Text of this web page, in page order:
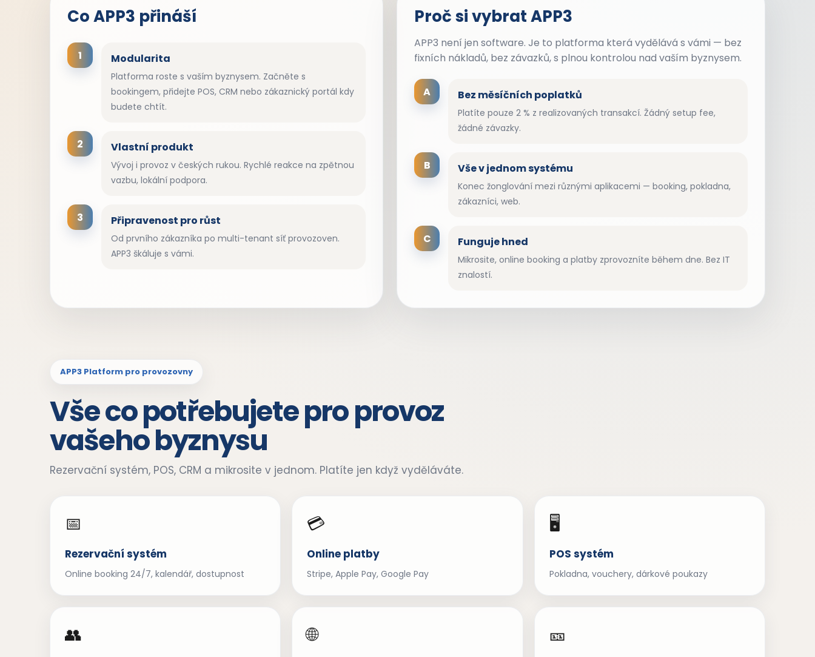
Co APP3 přináší
1 Modularita
Platforma roste s vaším byznysem. Začněte s
bookingem, přidejte POS, CRM nebo zákaznický portál kdy
budete chtít.
2 Vlastní produkt
Vývoj i provoz v českých rukou. Rychlé reakce na zpětnou
vazbu, lokální podpora.
3 Připravenost pro růst
Od prvního zákazníka po multi-tenant síť provozoven.
APP3 škáluje s vámi.
Proč si vybrat APP3
APP3 není jen software. Je to platforma která vydělává s vámi — bez
fixních nákladů, bez závazků, s plnou kontrolou nad vaším byznysem.
A Bez měsíčních poplatků
Platíte pouze 2 % z realizovaných transakcí. Žádný setup fee,
žádné závazky.
B Vše v jednom systému
Konec žonglování mezi různými aplikacemi — booking, pokladna,
zákazníci, web.
C Funguje hned
Mikrosite, online booking a platby zprovozníte během dne. Bez IT
znalostí.
APP3 Platform pro provozovny
Vše co potřebujete pro provoz
vašeho byznysu
Rezervační systém, POS, CRM a mikrosite v jednom. Platíte jen když vyděláváte.
📅
Rezervační systém
Online booking 24/7, kalendář, dostupnost
💳
Online platby
Stripe, Apple Pay, Google Pay
🖥️
POS systém
Pokladna, vouchery, dárkové poukazy
👥 🌐 🎫